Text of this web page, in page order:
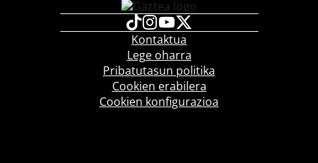
Kontaktua
Lege oharra
Pribatutasun politika
Cookien erabilera
Cookien konfigurazioa